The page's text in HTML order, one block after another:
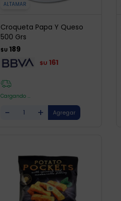
ALTAMAR
Croqueta Papa Y Queso
500 Grs
$U 189
$U 161
Cargando ...
- +